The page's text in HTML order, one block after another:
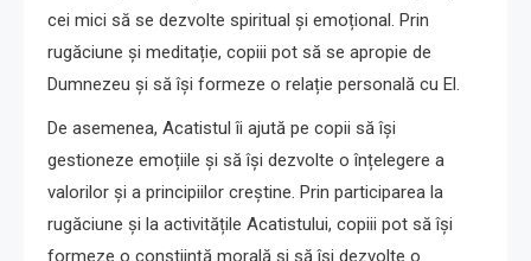
cei mici să se dezvolte spiritual și emoțional. Prin
rugăciune și meditație, copiii pot să se apropie de
Dumnezeu și să își formeze o relație personală cu El.
De asemenea, Acatistul îi ajută pe copii să își
gestioneze emoțiile și să își dezvolte o înțelegere a
valorilor și a principiilor creștine. Prin participarea la
rugăciune și la activitățile Acatistului, copiii pot să își
formeze o conștiință morală și să își dezvolte o